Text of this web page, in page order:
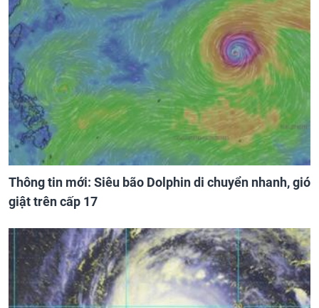
Thông tin mới: Siêu bão Dolphin di chuyển nhanh, gió
giật trên cấp 17